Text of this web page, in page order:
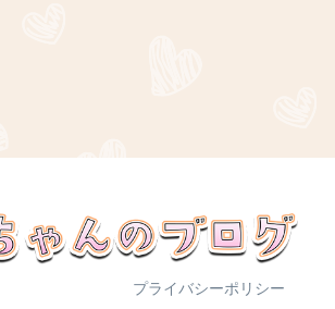
プライバシーポリシー